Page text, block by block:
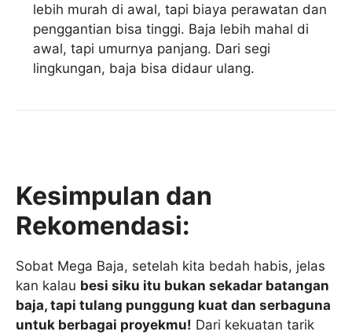
lebih murah di awal, tapi biaya perawatan dan
penggantian bisa tinggi. Baja lebih mahal di
awal, tapi umurnya panjang. Dari segi
lingkungan, baja bisa didaur ulang.
Kesimpulan dan
Rekomendasi:
Sobat Mega Baja, setelah kita bedah habis, jelas
kan kalau besi siku itu bukan sekadar batangan
baja, tapi tulang punggung kuat dan serbaguna
untuk berbagai proyekmu! Dari kekuatan tarik